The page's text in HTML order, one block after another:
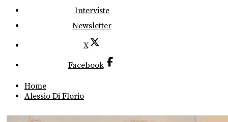
Interviste
Newsletter
X
Facebook
Home
Alessio Di Florio